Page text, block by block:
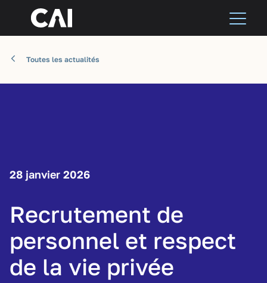
Toutes les actualités
28 janvier 2026
Recrutement de
personnel et respect
de la vie privée